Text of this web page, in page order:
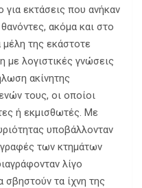
εκτάσεις που ανήκαν
ακόμα και στο
μέλη της εκάστοτε
με λογιστικές γνώσεις
ακίνητης
τους, οι οποίοι
ή εκμισθωτές. Με
υποβάλλονταν
των κτημάτων
λίγο
σβηστούν τα ίχνη της